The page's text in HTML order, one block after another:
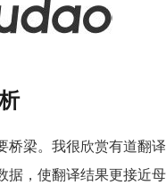
桥梁。我很欣赏有道翻译
据，使翻译结果更接近母